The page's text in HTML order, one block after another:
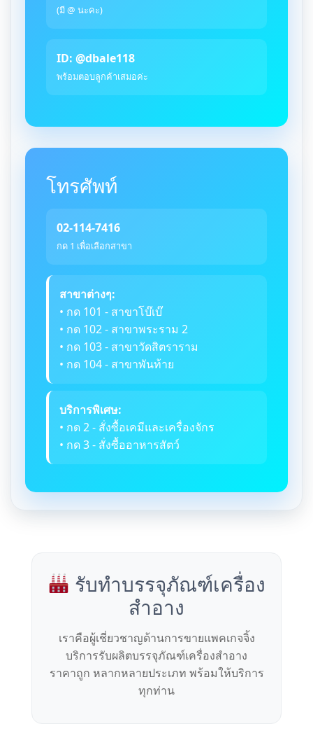
(มี @ นะคะ)
ID: @dbale118
พร้อมตอบลูกค้าเสมอค่ะ
โทรศัพท์
02-114-7416
กด 1 เพื่อเลือกสาขา
สาขาต่างๆ:
• กด 101 - สาขาโบ๊เบ๊
• กด 102 - สาขาพระราม 2
• กด 103 - สาขาวัดสิตราราม
• กด 104 - สาขาพันท้าย
บริการพิเศษ:
• กด 2 - สั่งซื้อเคมีและเครื่องจักร
• กด 3 - สั่งซื้ออาหารสัตว์
รับทำบรรจุภัณฑ์เครื่อง
สำอาง
เราคือผู้เชี่ยวชาญด้านการขายแพคเกจจิ้ง
บริการรับผลิตบรรจุภัณฑ์เครื่องสำอาง
ราคาถูก หลากหลายประเภท พร้อมให้บริการ
ทุกท่าน